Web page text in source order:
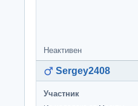
Неактивен
Sergey2408
Участник